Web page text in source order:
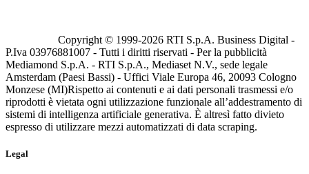
Copyright © 1999-2026 RTI S.p.A. Business Digital -
P.Iva 03976881007 - Tutti i diritti riservati - Per la pubblicità
Mediamond S.p.A. - RTI S.p.A., Mediaset N.V., sede legale
Amsterdam (Paesi Bassi) - Uffici Viale Europa 46, 20093 Cologno
Monzese (MI)Rispetto ai contenuti e ai dati personali trasmessi e/o
riprodotti è vietata ogni utilizzazione funzionale all’addestramento di
sistemi di intelligenza artificiale generativa. È altresì fatto divieto
espresso di utilizzare mezzi automatizzati di data scraping.
Legal